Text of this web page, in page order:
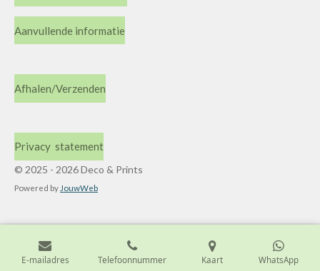
Aanvullende informatie
Afhalen/Verzenden
Privacy statement
© 2025 - 2026 Deco & Prints
Powered by JouwWeb
E-mailadres Telefoonnummer Kaart WhatsApp